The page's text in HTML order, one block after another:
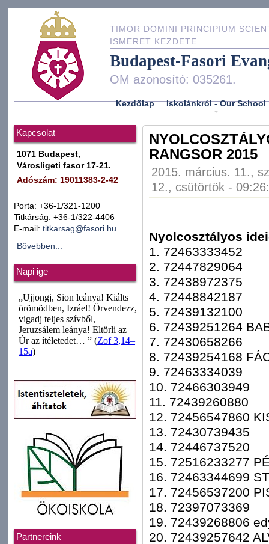
TIMOR DOMINI PRINCIPIUM
ISMERET KEZDETE
Budapest-Fasori
OM azonosító: 035261.
Kezdőlap Iskolánkról - Our School
Kapcsolat
1071 Budapest,
Városligeti fasor 17-21.
Adószám: 19011383-2-42
Porta: +36-1/321-1200
Titkárság: +36-1/322-4406
E-mail: titkarsag@fasori.hu
Bővebben...
Napi ige
Partnereink
RANGSOR 2015
2015. március. 11.,
12., csütörtök -
Nyolcosztályos
1. 72463333452
2. 72447829064
3. 72438972375
4. 72448842187
5. 72439132100
6. 72439251264
7. 72430658266
8. 72439254168
9. 72463334039
10. 72466303949
11. 72439260880
12. 72456547860
13. 72430739435
14. 72446737520
15. 72516233277
16. 72463344699
17. 72456537200
18. 72397073369
19. 72439268806
20. 72439257642